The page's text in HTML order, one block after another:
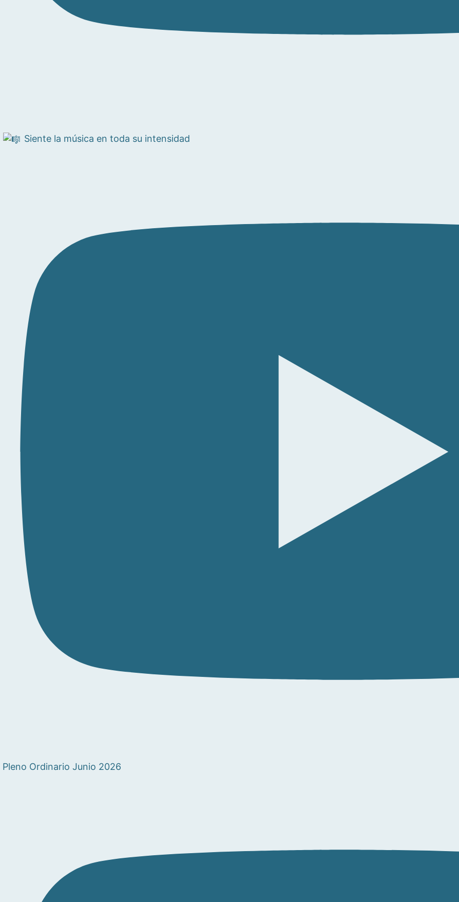
Siente la música en toda su intensidad
Pleno Ordinario Junio 2026